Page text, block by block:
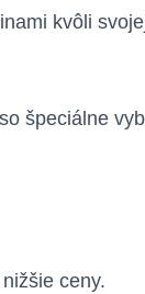
kvôli
špeciálne
ceny.